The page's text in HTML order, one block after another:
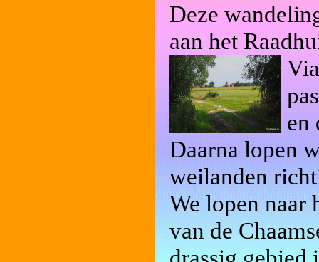
Deze
aan het
en
Daarna lopen
weilanden
We lopen naar
van de